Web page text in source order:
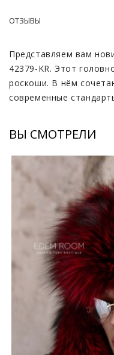
ОТЗЫВЫ
Представляем вам
42379-KR. Этот
роскоши. В нём
современные
придает образу
Цветовая гамма этой
насыщенный красный
благородство меха и
переливается на
добавляющую шапке
Эта модель – не
эффектный образ. Она
аксессуаром в
от ветра и мороза, и
индивидуальность и
– выбор тех, кто
неповторимый русский
*описание несет
ВЫ СМОТРЕЛИ